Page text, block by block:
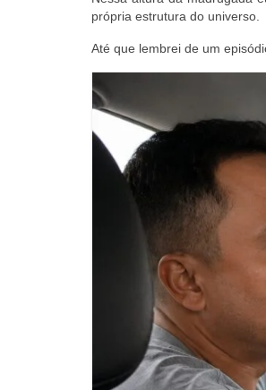
própria estrutura do universo.
Até que lembrei de um